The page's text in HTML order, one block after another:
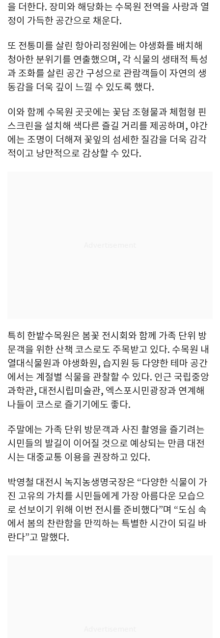
을 더한다. 장미와 해당화는 수목원 전역을 사랑과 열
정이 가득한 공간으로 채운다.
또 전통미를 살린 항아리정원에는 야생화를 배치해
청아한 분위기를 연출했으며, 각 식물의 생태적 특성
과 조화를 살린 공간 구성으로 관람객들이 자연의 생
동감을 더욱 깊이 느낄 수 있도록 했다.
이와 함께 수목원 곳곳에는 꽃담 조형물과 체험형 핀
스크린을 설치해 색다른 즐길 거리를 제공하며, 야간
에는 조명이 더해져 꽃잎의 섬세한 질감을 더욱 감각
적이고 낭만적으로 감상할 수 있다.
특히 한밭수목원은 봄꽃 전시회와 함께 가족 단위 방
문객을 위한 산책 코스로도 주목받고 있다. 수목원 내
열대식물원과 야생화원, 습지원 등 다양한 테마 공간
에서는 계절별 식물을 관찰할 수 있다. 인근 국립중앙
과학관, 대전시립미술관, 엑스포시민광장과 연계해
나들이 코스로 즐기기에도 좋다.
주말에는 가족 단위 방문객과 사진 촬영을 즐기려는
시민들의 발길이 이어질 것으로 예상되는 만큼 대전
시는 대중교통 이용을 권장하고 있다.
박영철 대전시 녹지농생명국장은 “다양한 식물이 가
진 고유의 가치를 시민들에게 가장 아름다운 모습으
로 선보이기 위해 이번 전시를 준비했다”며 “도심 속
에서 봄의 찬란함을 만끽하는 특별한 시간이 되길 바
란다”고 말했다.